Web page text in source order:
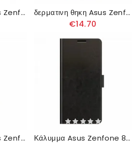
δερματινη θηκη Asus Zenfone 8 Flip Θήκη Flip Απομίμηση Δέρματος Khazneh δερματινη θηκη Asus Zenfone 8 Flip Θήκη Flip Κλασικό Διπλό Πτερύγιο
€14.70
δερματινη θηκη Asus Zenfone 8 Flip Θήκη Flip Faux Leather Slim Κάλυμμα Asus Zenfone 8 Flip Θήκη Flip Ultra Faux Leather